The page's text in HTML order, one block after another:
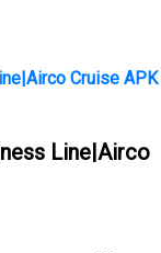
Line|Airco